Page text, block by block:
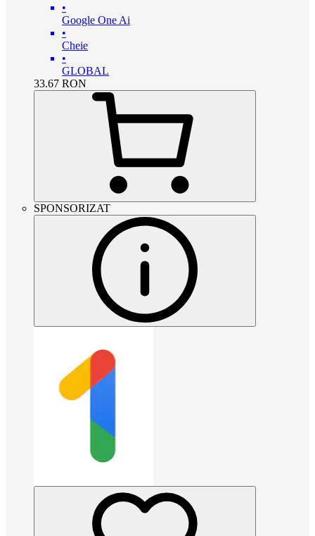
•
Google One Ai
•
Cheie
•
GLOBAL
33.67 RON
SPONSORIZAT